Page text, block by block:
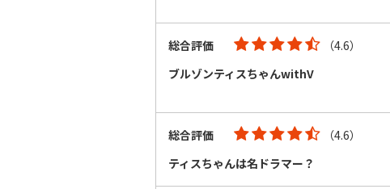
総合評価
（4.6）
ブルゾンティスちゃんwithV
総合評価
（4.6）
ティスちゃんは名ドラマー？